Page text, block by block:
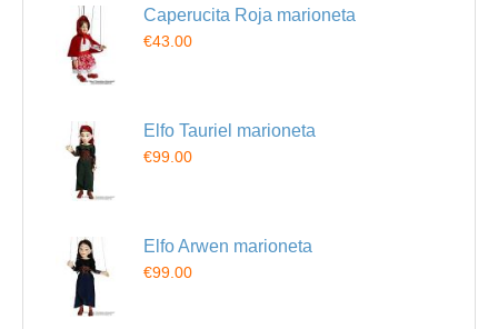
Caperucita Roja marioneta
€43.00
Elfo Tauriel marioneta
€99.00
Elfo Arwen marioneta
€99.00